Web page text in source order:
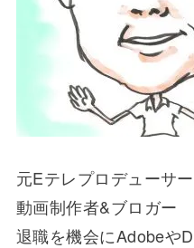
元Eテレプロデューサー
動画制作者&ブロガー
退職を機会にAdobeや